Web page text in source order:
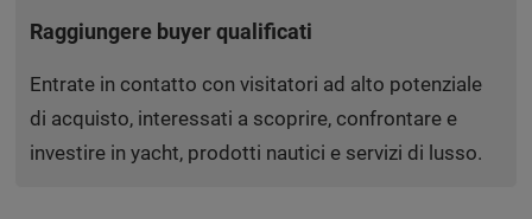
Raggiungere buyer qualificati
Entrate in contatto con visitatori ad alto potenziale
di acquisto, interessati a scoprire, confrontare e
investire in yacht, prodotti nautici e servizi di lusso.